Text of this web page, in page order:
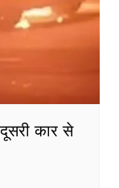
कार से